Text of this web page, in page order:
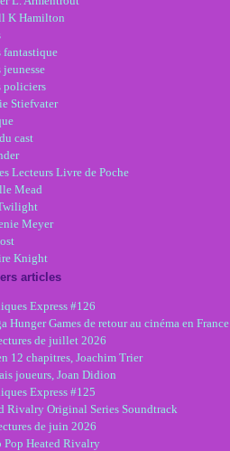
K Hamilton
fantastique
policiers
Stiefvater
cast
Lecteurs Livre de Poche
Mead
Meyer
Knight
articles
Express #126
Hunger Games de retour au cinéma en France
de juillet 2026
12 chapitres, Joachim Trier
joueurs, Joan Didion
Express #125
Rivalry Original Series Soundtrack
de juin 2026
Pop Heated Rivalry